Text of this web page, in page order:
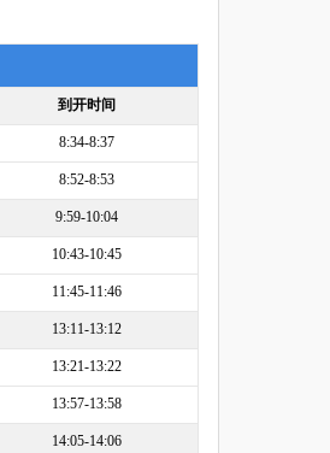
到开时间
8:34-8:37
8:52-8:53
9:59-10:04
10:43-10:45
11:45-11:46
13:11-13:12
13:21-13:22
13:57-13:58
14:05-14:06